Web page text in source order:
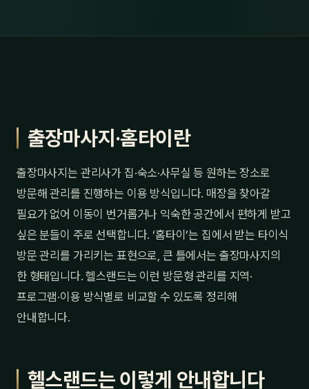
출장마사지·홈타이란
출장마사지는 관리사가 집·숙소·사무실 등 원하는 장소로
방문해 관리를 진행하는 이용 방식입니다. 매장을 찾아갈
필요가 없어 이동이 번거롭거나 익숙한 공간에서 편하게 받고
싶은 분들이 주로 선택합니다. ‘홈타이’는 집에서 받는 타이식
방문 관리를 가리키는 표현으로, 큰 틀에서는 출장마사지의
한 형태입니다. 헬스랜드는 이런 방문형 관리를 지역·
프로그램·이용 방식별로 비교할 수 있도록 정리해
안내합니다.
헬스랜드는 이렇게 안내합니다